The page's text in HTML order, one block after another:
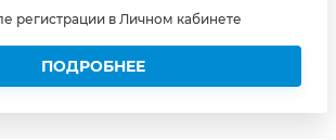
регистрации в Личном кабинете
ПОДРОБНЕЕ